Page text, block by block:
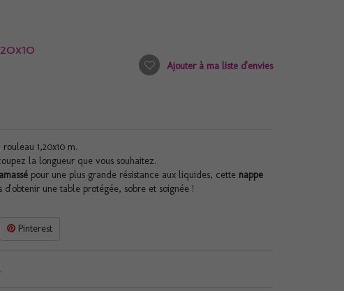
Ajouter à ma liste d'envies
1,20x10 m.
la longueur que vous souhaitez.
pour une plus grande résistance aux liquides, cette nappe
une table protégée, sobre et soignée !
Pinterest